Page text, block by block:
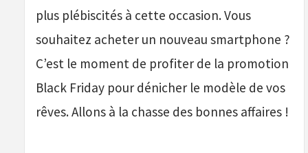
plus plébiscités à cette occasion. Vous
souhaitez acheter un nouveau smartphone ?
C’est le moment de profiter de la promotion
Black Friday pour dénicher le modèle de vos
rêves. Allons à la chasse des bonnes affaires !